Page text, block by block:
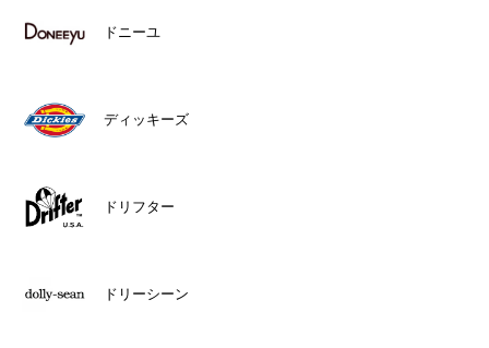
ドニーユ
ディッキーズ
ドリフター
ドリーシーン